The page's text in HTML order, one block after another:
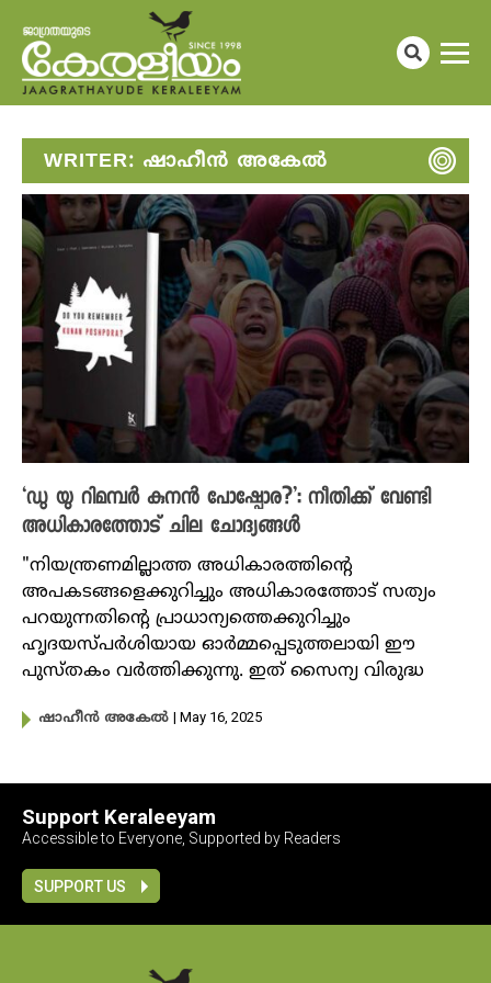
WRITER: ഷാഹീൻ അകേൽ
‘ഡു യു റിമമ്പർ കുനൻ പോഷ്പോര?’: നീതിക്ക് വേണ്ടി
അധികാരത്തോട് ചില ചോദ്യങ്ങൾ
"നിയന്ത്രണമില്ലാത്ത അധികാരത്തിന്റെ
അപകടങ്ങളെക്കുറിച്ചും അധികാരത്തോട് സത്യം
പറയുന്നതിന്റെ പ്രാധാന്യത്തെക്കുറിച്ചും
ഹൃദയസ്പർശിയായ ഓർമ്മപ്പെടുത്തലായി ഈ
പുസ്തകം വർത്തിക്കുന്നു. ഇത് സൈന്യ വിരുദ്ധ
ഷാഹീൻ അകേൽ | May 16, 2025
Support Keraleeyam
Accessible to Everyone, Supported by Readers
SUPPORT US